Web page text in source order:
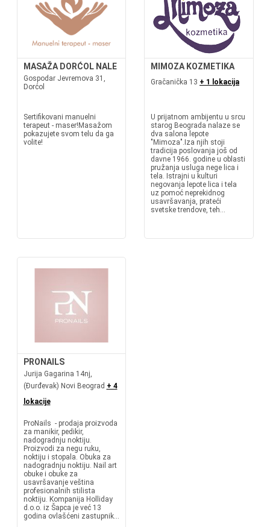
MASAŽA DORĆOL NALE
Gospodar Jevremova 31,
Dorćol
Sertifikovani manuelni
terapeut - maser!Masažom
pokazujete svom telu da ga
volite!
MIMOZA KOZMETIKA
Gračanička 13 + 1 lokacija
U prijatnom ambijentu u srcu
starog Beograda nalaze se
dva salona lepote
"Mimoza".Iza njih stoji
tradicija poslovanja još od
davne 1966. godine u oblasti
pružanja usluga nege lica i
tela. Istrajni u kulturi
negovanja lepote lica i tela
uz pomoć neprekidnog
usavršavanja, prateći
svetske trendove, teh...
PRONAILS
Jurija Gagarina 14nj,
(Đurđevak) Novi Beograd + 4
lokacije
ProNails - prodaja proizvoda
za manikir, pedikir,
nadogradnju noktiju.
Proizvodi za negu ruku,
noktiju i stopala. Obuka za
nadogradnju noktiju. Nail art
obuke i obuke za
usavršavanje veština
profesionalnih stilista
noktiju. Kompanija Holliday
d.o.o. iz Šapca je već 13
godina ovlašćeni zastupnik...